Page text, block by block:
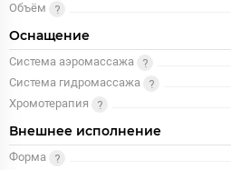
Объём
Оснащение
Система аэромассажа
Система гидромассажа
Хромотерапия
Внешнее исполнение
Форма